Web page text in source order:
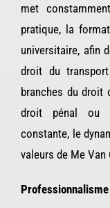
met
pratique, la
universitaire, afin
droit du
branches du droit
droit pénal ou
constante, le
valeurs de Me Van